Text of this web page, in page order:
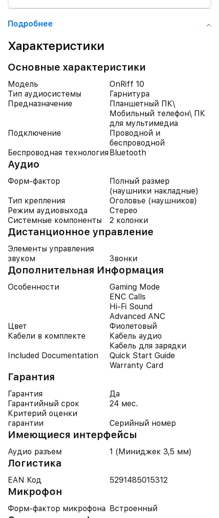
Подробнее
Характеристики
Основные характеристики
Модель
OnRiff 10
Тип аудиосистемы
Гарнитура
Предназначение
Планшетный ПК\
Мобильный телефон\ ПК
для мультимедиа
Подключение
Проводной и
беспроводной
Беспроводная технология Bluetooth
Аудио
Форм-фактор
Полный размер
(наушники накладные)
Тип крепления
Оголовье (наушников)
Режим аудиовыхода
Стерео
Системные компоненты
2 колонки
Дистанционное управление
Элементы управления
звуком
Звонки
Дополнительная Информация
Особенности
Gaming Mode
ENC Calls
Hi-Fi Sound
Advanced ANC
Цвет
Фиолетовый
Кабели в комплекте
Кабель аудио
Кабель для зарядки
Included Documentation
Quick Start Guide
Warranty Card
Гарантия
Гарантия
Да
Гарантийный срок
24 мес.
Критерий оценки
гарантии
Серийный номер
Имеющиеся интерфейсы
Аудио разъем 1 (Миниджек 3,5 мм)
Логистика
EAN Код 5291485015312
Микрофон
Форм-фактор микрофона Встроенный